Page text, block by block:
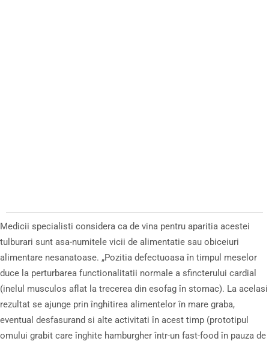
Medicii specialisti considera ca de vina pentru aparitia acestei
tulburari sunt asa-numitele vicii de alimentatie sau obiceiuri
alimentare nesanatoase. „Pozitia defectuoasa în timpul meselor
duce la perturbarea functionalitatii normale a sfincterului cardial
(inelul musculos aflat la trecerea din esofag în stomac). La acelasi
rezultat se ajunge prin înghitirea alimentelor în mare graba,
eventual desfasurand si alte activitati în acest timp (prototipul
omului grabit care înghite hamburgher într-un fast-food în pauza de